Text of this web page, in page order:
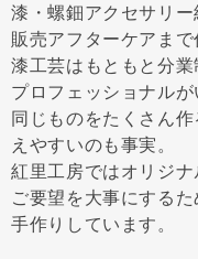
漆・螺鈿アクセサリ
販売アフターケアま
漆工芸はもともと分
プロフェッショナル
同じものをたくさん
えやすいのも事実。
紅里工房ではオリジ
ご要望を大事にする
手作りしています。